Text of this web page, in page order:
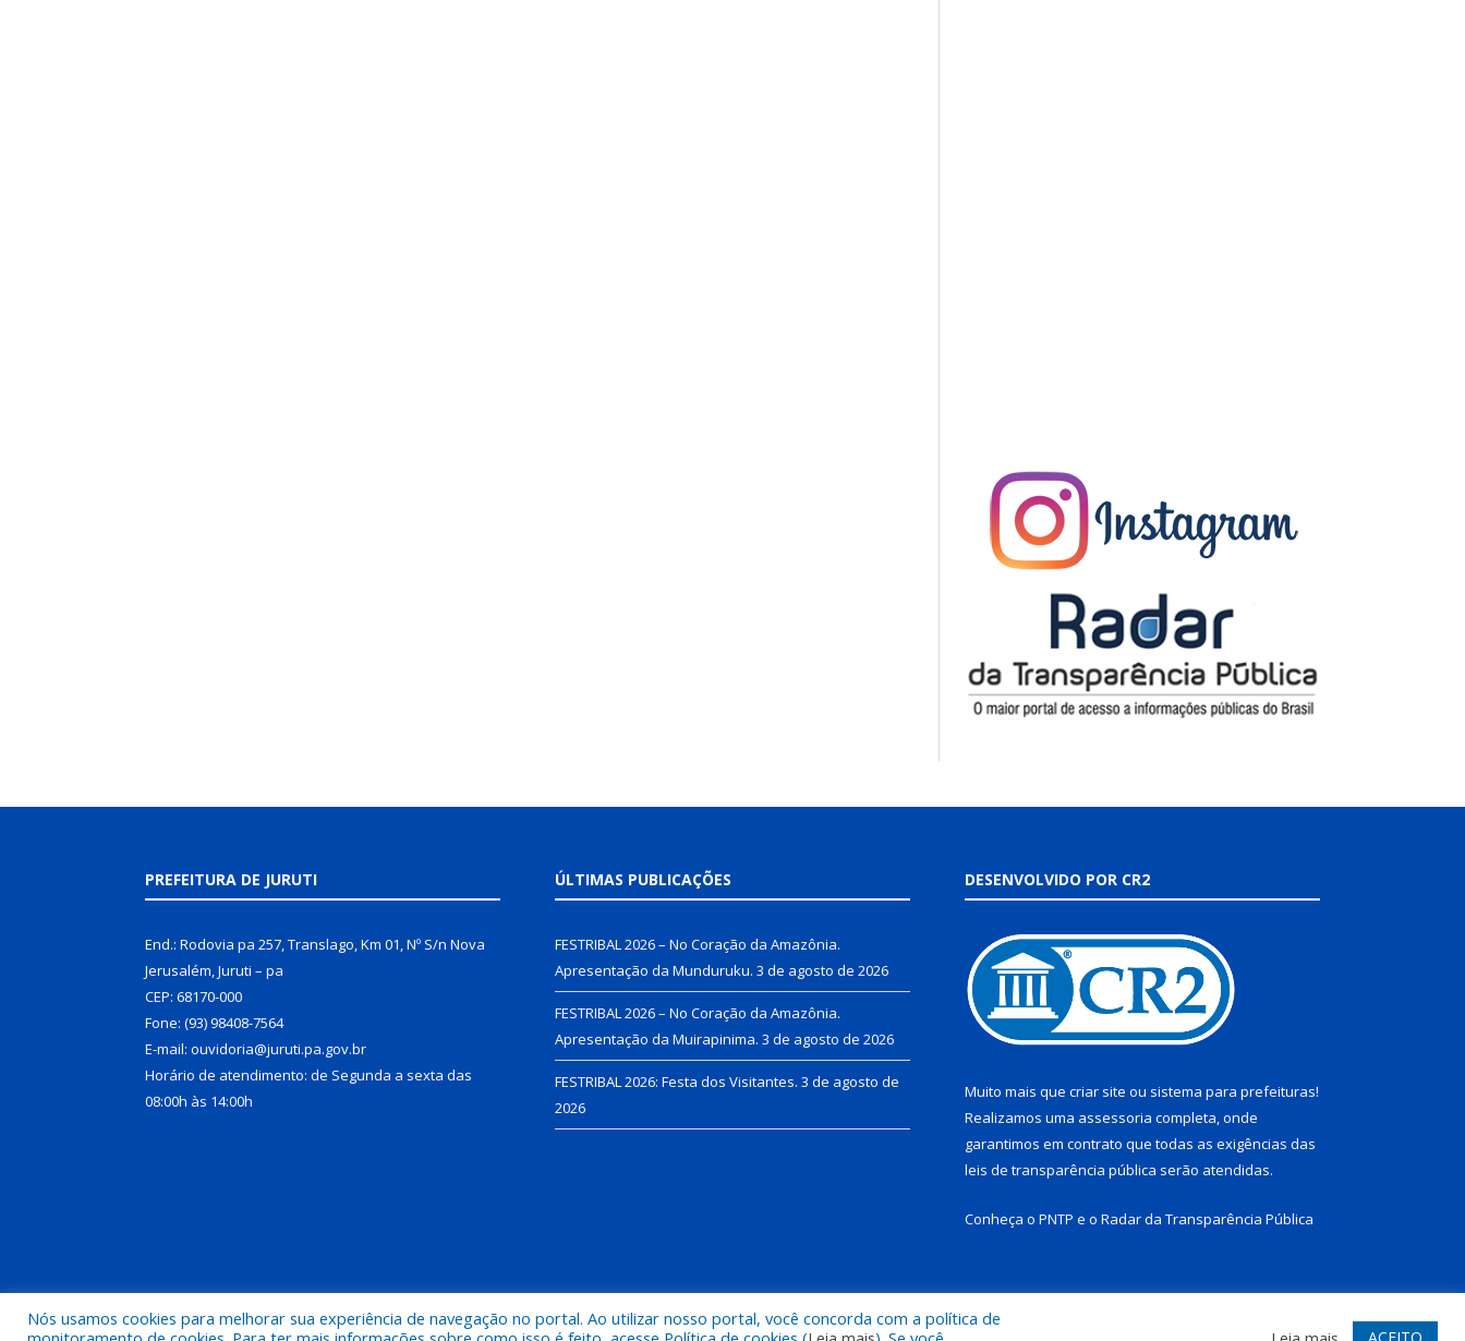
PREFEITURA DE JURUTI
End.: Rodovia pa 257, Translago, Km 01, Nº S/n Nova
Jerusalém, Juruti – pa
CEP: 68170-000
Fone: (93) 98408-7564
E-mail: ouvidoria@juruti.pa.gov.br
Horário de atendimento: de Segunda a sexta das
08:00h às 14:00h
ÚLTIMAS PUBLICAÇÕES
FESTRIBAL 2026 – No Coração da Amazônia.
Apresentação da Munduruku. 3 de agosto de 2026
FESTRIBAL 2026 – No Coração da Amazônia.
Apresentação da Muirapinima. 3 de agosto de 2026
FESTRIBAL 2026: Festa dos Visitantes. 3 de agosto de
2026
DESENVOLVIDO POR CR2
Muito mais que criar site ou sistema para prefeituras!
Realizamos uma assessoria completa, onde
garantimos em contrato que todas as exigências das
leis de transparência pública serão atendidas.
Conheça o PNTP e o Radar da Transparência Pública
Todos os direitos reservados a Prefeitura Municipal de Juruti. Mapa do Site Acessar Webmail
Nós usamos cookies para melhorar sua experiência de navegação no portal. Ao utilizar nosso portal, você concorda com a política de
ACEITO